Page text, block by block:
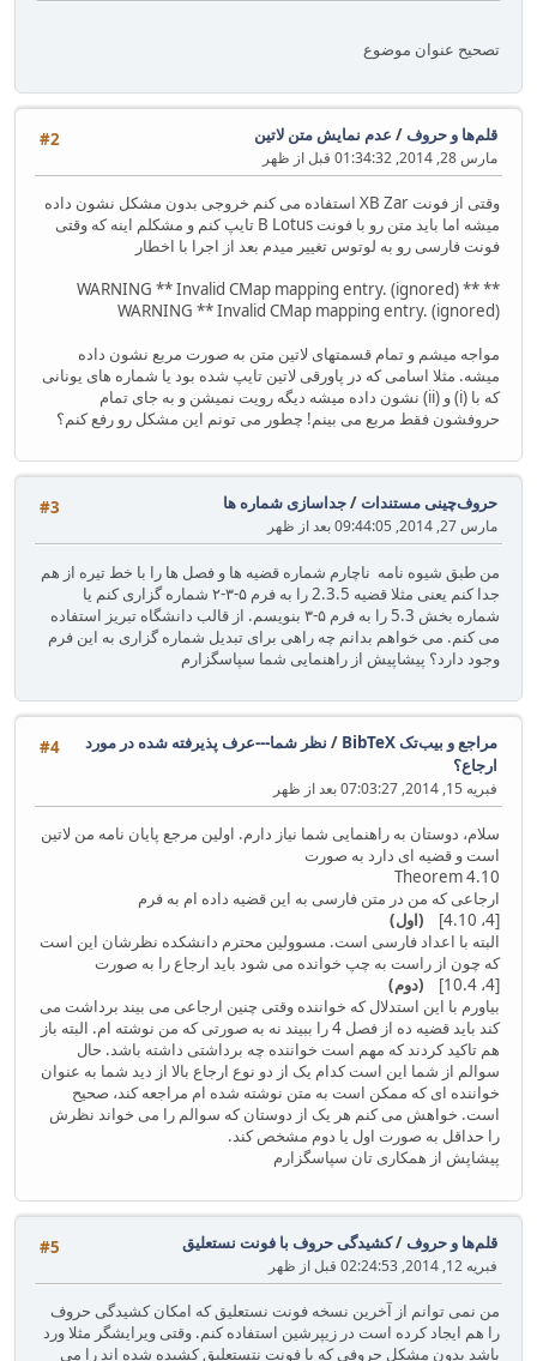
تصحیح عنوان موضوع
#2 قلم‌ها و حروف/ عدم نمایش متن لاتین
مارس 28, 2014, 01:34:32 قبل از ظهر
وقتی از فونت XB Zar استفاده می کنم خروجی بدون مشکل نشون داده
میشه اما باید متن رو با فونت B Lotus تایپ کنم و مشکلم اینه که وقتی
فونت فارسی رو به لوتوس تغییر میدم بعد از اجرا با اخطار
** WARNING ** Invalid CMap mapping entry. (ignored) **
WARNING ** Invalid CMap mapping entry. (ignored)
مواجه میشم و تمام قسمتهای لاتین متن به صورت مربع نشون داده
میشه. مثلا اسامی که در پاورقی لاتین تایپ شده بود یا شماره های یونانی
که با (i) و (ii) نشون داده میشه دیگه رویت نمیشن و به جای تمام
حروفشون فقط مربع می بینم! چطور می تونم این مشکل رو رفع کنم؟
#3 حروف‌چینی مستندات/جداسازی شماره ها
مارس 27, 2014, 09:44:05 بعد از ظهر
من طبق شیوه نامه ناچارم شماره قضیه ها و فصل ها را با خط تیره از هم
جدا کنم یعنی مثلا قضیه 2.3.5 را به فرم ۵-۳-۲ شماره گزاری کنم یا
شماره بخش 5.3 را به فرم ۵-۳ بنویسم. از قالب دانشگاه تبریز استفاده
می کنم. می خواهم بدانم چه راهی برای تبدیل شماره گزاری به این فرم
وجود دارد؟ پیشاپیش از راهنمایی شما سپاسگزارم
#4 مراجع و بیب‌تک BibTeX / نظر شما---عرف پذیرفته شده در مورد
ارجاع؟
فبریه 15, 2014, 07:03:27 بعد از ظهر
سلام، دوستان به راهنمایی شما نیاز دارم. اولین مرجع پایان نامه من لاتین
است و قضیه ای دارد به صورت
Theorem 4.10
ارجاعی که من در متن فارسی به این قضیه داده ام به فرم
[4، 4.10]
(اول)
البته با اعداد فارسی است. مسوولین محترم دانشکده نظرشان این است
که چون از راست به چپ خوانده می شود باید ارجاع را به صورت
[4، 10.4]
(دوم)
بیاورم با این استدلال که خواننده وقتی چنین ارجاعی می بیند برداشت می
کند باید قضیه ده از فصل 4 را ببیند نه به صورتی که من نوشته ام. البته باز
هم تاکید کردند که مهم است خواننده چه برداشتی داشته باشد. حال
سوالم از شما این است کدام یک از دو نوع ارجاع بالا از دید شما به عنوان
خواننده ای که ممکن است به متن نوشته شده ام مراجعه کند، صحیح
است. خواهش می کنم هر یک از دوستان که سوالم را می خواند نظرش
را حداقل به صورت اول یا دوم مشخص کند.
پیشاپش از همکاری تان سپاسگزارم
#5 قلم‌ها و حروف/کشیدگی حروف با فونت نستعلیق
فبریه 12, 2014, 02:24:53 قبل از ظهر
من نمی توانم از آخرین نسخه فونت نستعلیق که امکان کشیدگی حروف
را هم ایجاد کرده است در زیپرشین استفاده کنم. وقتی ویرایشگر مثلا ورد
باشد بدون مشکل حروفی که با فونت نتستعلیق کشیده شده اند را می